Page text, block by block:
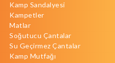
Kamp Sandalyesi
Kampetler
Matlar
Soğutucu Çantalar
Su Geçirmez Çantalar
Kamp Mutfağı